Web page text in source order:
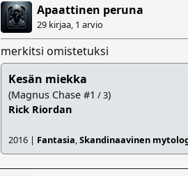
Apaattinen peruna
29 kirjaa, 1 arvio
merkitsi omistetuksi
Kesän miekka
(Magnus Chase #1 / 3)
Rick Riordan
2016 | Fantasia,Skandinaavinen